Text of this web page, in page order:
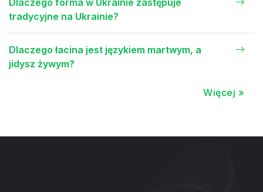
Dlaczego forma w Ukrainie zastępuje
tradycyjne na Ukrainie?
Dlaczego łacina jest językiem martwym, a
jidysz żywym?
Więcej »